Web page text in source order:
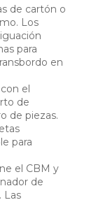
de cartón o
Los
para
en
el
de
de piezas.
para
el CBM y
de
Las